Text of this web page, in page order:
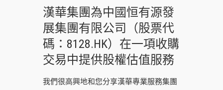
漢華集團為中國恒有源發
展集團有限公司（股票代
碼：8128.HK）在一項收購
交易中提供股權估值服務
我們很高興地和您分享漢華專業服務集團